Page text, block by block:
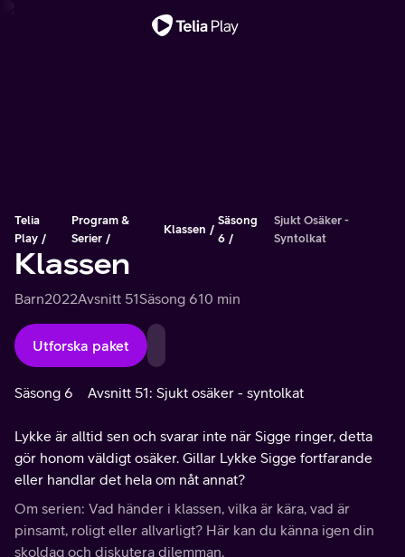
Telia
Play
Program &
Serier
Klassen
Säsong
6
Sjukt Osäker -
Syntolkat
Klassen
Barn2022Avsnitt 51Säsong 610 min
Utforska paket
Säsong 6 Avsnitt 51: Sjukt osäker - syntolkat
Lykke är alltid sen och svarar inte när Sigge ringer, detta
gör honom väldigt osäker. Gillar Lykke Sigge fortfarande
eller handlar det hela om nåt annat?
Om serien: Vad händer i klassen, vilka är kära, vad är
pinsamt, roligt eller allvarligt? Här kan du känna igen din
skoldag och diskutera dilemman.